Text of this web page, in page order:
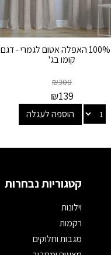
וילון 100% האפלה אטום לגמרי - דגם
קומו בג'
₪300
₪139
הוספה לעגלה
קטגוריות נבחרות
וילונות
רקמות
מגבות וחלוקים